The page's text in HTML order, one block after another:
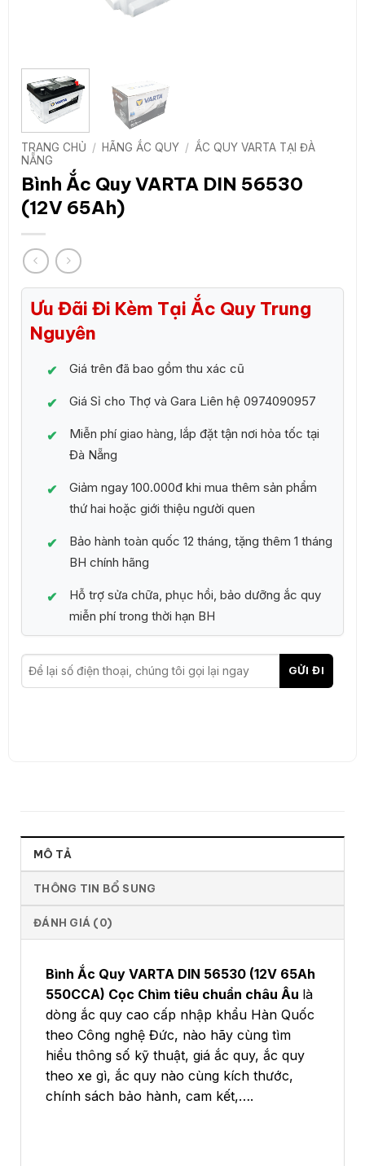
TRANG CHỦ / HÃNG ẮC QUY / ẮC QUY VARTA TẠI ĐÀ
NẴNG
Bình Ắc Quy VARTA DIN 56530
(12V 65Ah)
Ưu Đãi Đi Kèm Tại Ắc Quy Trung
Nguyên
Giá trên đã bao gồm thu xác cũ
Giá Sỉ cho Thợ và Gara Liên hệ 0974090957
Miễn phí giao hàng, lắp đặt tận nơi hỏa tốc tại
Đà Nẵng
Giảm ngay 100.000đ khi mua thêm sản phẩm
thứ hai hoặc giới thiệu người quen
Bảo hành toàn quốc 12 tháng, tặng thêm 1 tháng
BH chính hãng
Hỗ trợ sửa chữa, phục hồi, bảo dưỡng ắc quy
miễn phí trong thời hạn BH
MÔ TẢ
THÔNG TIN BỔ SUNG
ĐÁNH GIÁ (0)
Bình Ắc Quy VARTA DIN 56530 (12V 65Ah
550CCA) Cọc Chìm tiêu chuẩn châu Âu là
dòng ắc quy cao cấp nhập khẩu Hàn Quốc
theo Công nghệ Đức, nào hãy cùng tìm
hiểu thông số kỹ thuật, giá ắc quy, ắc quy
theo xe gì, ắc quy nào cùng kích thước,
chính sách bảo hành, cam kết,….